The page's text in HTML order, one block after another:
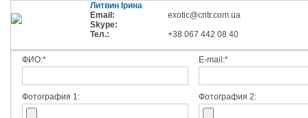
Литвин Ірина
Email:
exotic@cntr.com.ua
Skype:
Тел.:
+38 067 442 08 40
ФИО:* E-mail:*
Фотография 1: Фотография 2: